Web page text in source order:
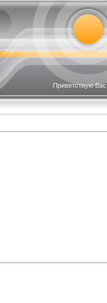
Приветствую Вас